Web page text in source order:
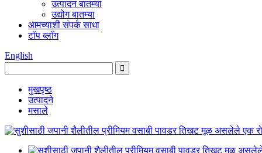
उत्पादन बातम्या
उद्योग बातम्या
आमच्याशी संपर्क साधा
टॉप ब्लॉग
English
मुखपृष्ठ
उत्पादने
मसाले